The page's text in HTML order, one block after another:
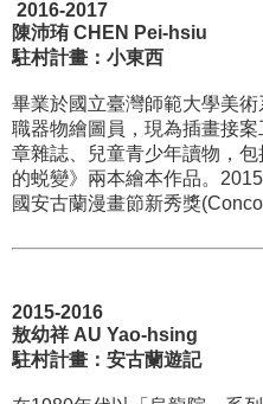
2016-2017
陳沛珛 CHEN Pei-hsiu
駐村計畫：小東西
畢業於國立臺灣師範大學美
職器物繪圖員，現為插畫接
章雜誌、兒童青少年讀物，
的蜕變》兩本繪本作品。
國安古蘭漫畫節新秀獎
2015-2016
敖幼祥 AU Yao-hsing
駐村計畫：安古蘭遊記